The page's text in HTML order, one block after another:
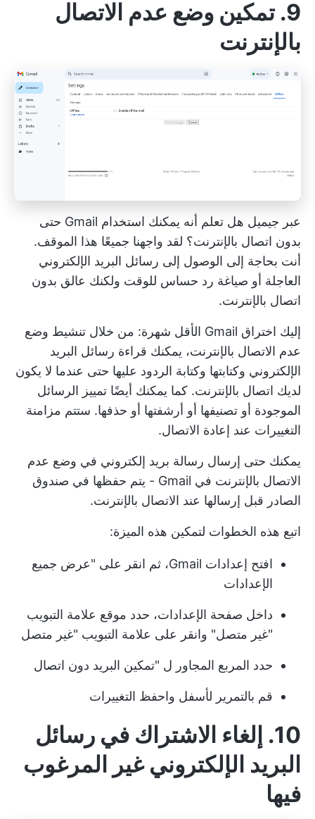
9. تمكين وضع عدم الاتصال
بالإنترنت
عبر جيميل
هل تعلم أنه يمكنك استخدام Gmail حتى
بدون اتصال بالإنترنت؟ لقد واجهنا جميعًا هذا الموقف.
أنت بحاجة إلى الوصول إلى رسائل البريد الإلكتروني
العاجلة أو صياغة رد حساس للوقت ولكنك عالق بدون
اتصال بالإنترنت.
إليك اختراق Gmail الأقل شهرة: من خلال تنشيط وضع
عدم الاتصال بالإنترنت، يمكنك قراءة رسائل البريد
الإلكتروني وكتابتها وكتابة الردود عليها حتى عندما لا يكون
لديك اتصال بالإنترنت. كما يمكنك أيضًا تمييز الرسائل
الموجودة أو تصنيفها أو أرشفتها أو حذفها. ستتم مزامنة
التغييرات عند إعادة الاتصال.
يمكنك حتى إرسال رسالة بريد إلكتروني في وضع عدم
الاتصال بالإنترنت في Gmail - يتم حفظها في صندوق
الصادر قبل إرسالها عند الاتصال بالإنترنت.
اتبع هذه الخطوات لتمكين هذه الميزة:
افتح إعدادات Gmail، ثم انقر على "عرض جميع
الإعدادات
داخل صفحة الإعدادات، حدد موقع علامة التبويب
"غير متصل" وانقر على علامة التبويب "غير متصل
حدد المربع المجاور ل "تمكين البريد دون اتصال
قم بالتمرير لأسفل واحفظ التغييرات
10. إلغاء الاشتراك في رسائل
البريد الإلكتروني غير المرغوب
فيها